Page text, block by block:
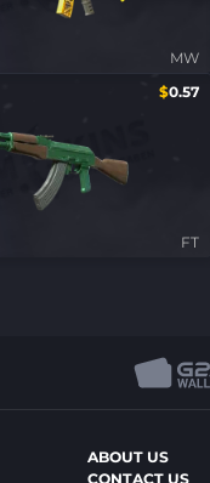
MW
$0.57
FT
ABOUT US
CONTACT US